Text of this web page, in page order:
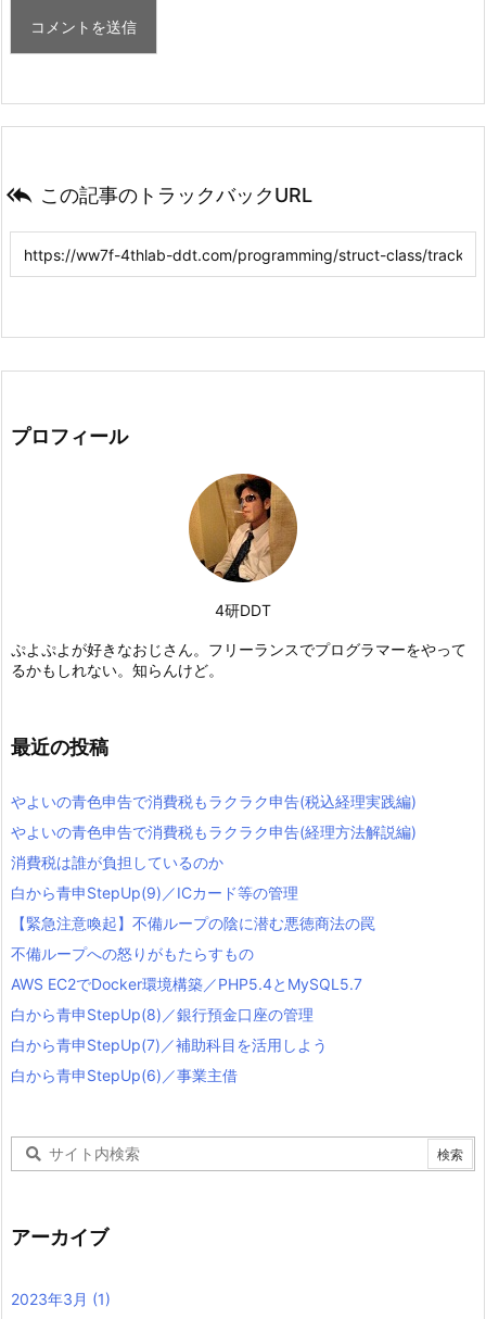
 この記事のトラックバックURL
プロフィール
4研DDT
ぷよぷよが好きなおじさん。フリーランスでプログラマーをやって
るかもしれない。知らんけど。
最近の投稿
やよいの青色申告で消費税もラクラク申告(税込経理実践編)
やよいの青色申告で消費税もラクラク申告(経理方法解説編)
消費税は誰が負担しているのか
白から青申StepUp(9)／ICカード等の管理
【緊急注意喚起】不備ループの陰に潜む悪徳商法の罠
不備ループへの怒りがもたらすもの
AWS EC2でDocker環境構築／PHP5.4とMySQL5.7
白から青申StepUp(8)／銀行預金口座の管理
白から青申StepUp(7)／補助科目を活用しよう
白から青申StepUp(6)／事業主借
アーカイブ
2023年3月 (1)